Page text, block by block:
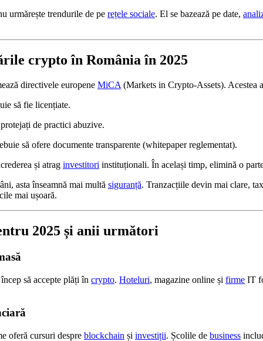
urmărește trendurile de pe rețele sociale. El se bazează pe date,
crypto în România în 2025
directivele europene MiCA (Markets in Crypto-Assets). Acestea
să fie licențiate.
de practici abuzive.
să ofere documente transparente (whitepaper reglementat).
și atrag investitori instituționali. În același timp, elimină o
asta înseamnă mai multă siguranță. Tranzacțiile devin mai clare,
mai ușoară.
2025 și anii următori
să accepte plăți în crypto. Hoteluri, magazine online și firme IT
oferă cursuri despre blockchain și investiții. Școlile de business